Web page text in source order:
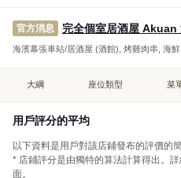
官方消息 完全個室居酒屋 Akuan
海濱幕張車站/居酒屋 (酒館), 烤雞肉串, 海鮮
大綱 座位類型 菜
用戶評分的平均
以下資料是用戶對該店鋪發布的評價的
* 店鋪評分是由獨特的算法計算得出。詳
面。